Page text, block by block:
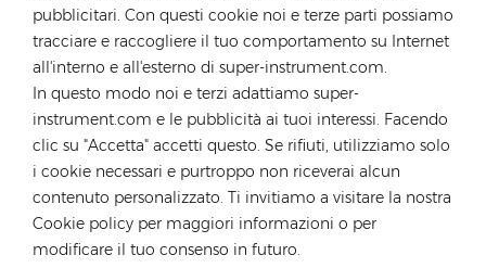
pubblicitari. Con questi cookie noi e terze parti possiamo
tracciare e raccogliere il tuo comportamento su Internet
all'interno e all'esterno di super-instrument.com.
In questo modo noi e terzi adattiamo super-
instrument.com e le pubblicità ai tuoi interessi. Facendo
clic su "Accetta" accetti questo. Se rifiuti, utilizziamo solo
i cookie necessari e purtroppo non riceverai alcun
contenuto personalizzato. Ti invitiamo a visitare la nostra
Cookie policy per maggiori informazioni o per
modificare il tuo consenso in futuro.
E-mail :anna@rongstar.com
Ufficio e magazzino : Industriestraße 40,
52457 Aldenhoven, Deutschland
Hong Kong
tel :
+852 54222219
E-mail :hk@rongstar.com
Ufficio e magazzino :39 Kung-Um Road, Yuen
Long, Hong Kong
Vietnam